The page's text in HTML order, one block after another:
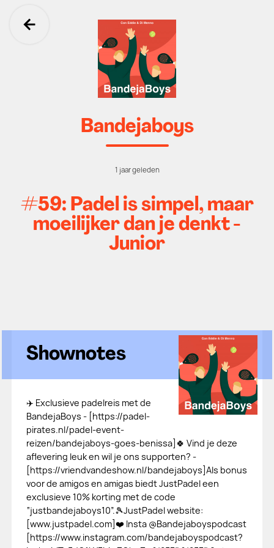
Ga terug
Bandejaboys
1 jaar geleden
#59: Padel is simpel, maar
moeilijker dan je denkt -
Junior
Shownotes
✈️ Exclusieve padelreis met de
BandejaBoys - [⁠⁠⁠⁠⁠https://padel-
pirates.nl/padel-event-
reizen/bandejaboys-goes-benissa⁠⁠⁠⁠⁠]🍀 Vind je deze
aflevering leuk en wil je ons supporten? -
[⁠⁠⁠⁠⁠https://vriendvandeshow.nl/bandejaboys⁠⁠⁠⁠⁠]Als bonus
voor de amigos en amigas biedt JustPadel een
exclusieve 10% korting met de code
“justbandejaboys10”.🎾JustPadel website:
[⁠⁠⁠⁠⁠www.justpadel.com⁠⁠⁠⁠⁠]❤️ Insta @Bandejaboyspodcast
[⁠⁠⁠⁠⁠https://www.instagram.com/bandejaboyspodcast?